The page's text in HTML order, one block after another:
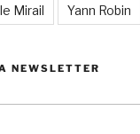
Mirail Yann Robin
NEWSLETTER